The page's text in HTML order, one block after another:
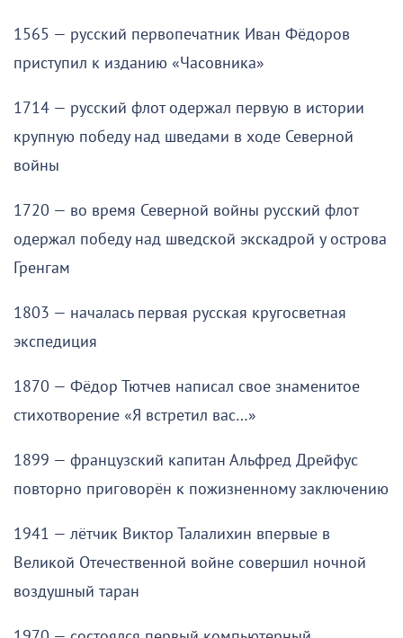
1565 — русский первопечатник Иван Фёдоров
приступил к изданию «Часовника»
1714 — русский флот одержал первую в истории
крупную победу над шведами в ходе Северной
войны
1720 — во время Северной войны русский флот
одержал победу над шведской экскадрой у острова
Гренгам
1803 — началась первая русская кругосветная
экспедиция
1870 — Фёдор Тютчев написал свое знаменитое
стихотворение «Я встретил вас…»
1899 — французский капитан Альфред Дрейфус
повторно приговорён к пожизненному заключению
1941 — лётчик Виктор Талалихин впервые в
Великой Отечественной войне совершил ночной
воздушный таран